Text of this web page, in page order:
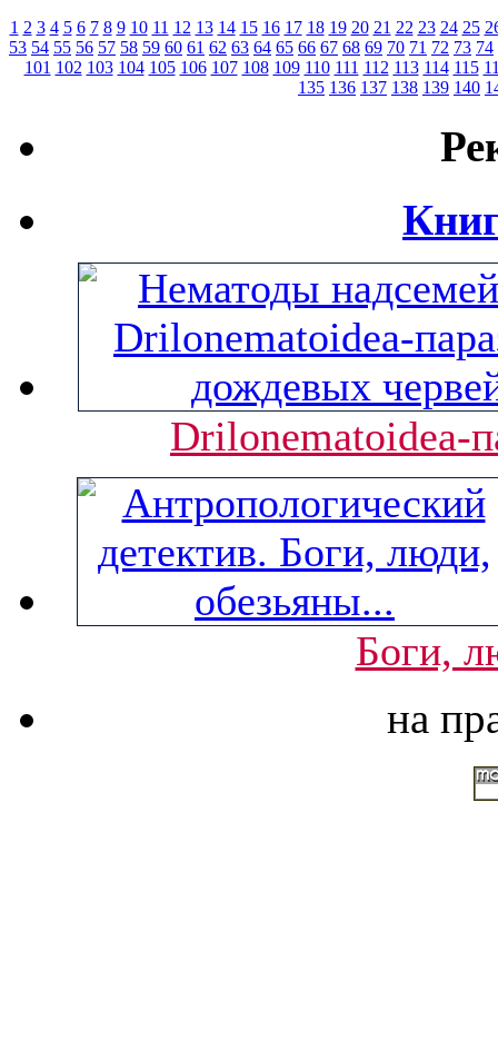
1 2 3 4 5 6 7 8 9 10 11 12 13 14 15 16 17 18 19 20 21 22 23 24 25
53 54 55 56 57 58 59 60 61 62 63 64 65 66 67 68 69 70 71 72 73 74
101 102 103 104 105 106 107 108 109 110 111 112 113 114 115
135 136 137 138 139 140
Drilonematoidea-
Боги,
на